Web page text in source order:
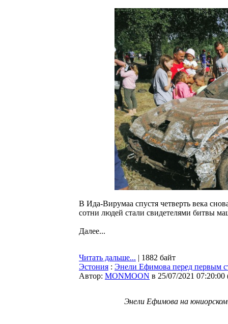
В Ида-Вирумаа спустя четверть века
сотни людей стали свидетелями битвы
Далее...
Читать дальше... | 1882 байт
Эстония : Энели Ефимова перед первым
Автор: MONMOON в 25/07/2021 07:20:00
Энели Ефимова на